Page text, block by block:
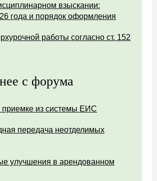
взыскании:
года и порядок оформления
работы согласно ст. 152
с форума
приемке из системы ЕИС
передача неотделимых
улучшения в арендованном